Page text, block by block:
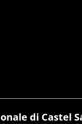
di Castel